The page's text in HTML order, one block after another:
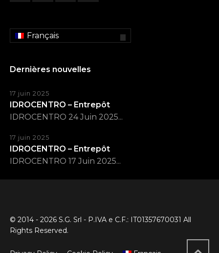
Français
Dernières nouvelles
17 juin 2025
IDROCENTRO – Entrepôt
IDROCENTRO 24 Juin 2025...
17 juin 2025
IDROCENTRO – Entrepôt
IDROCENTRO 17 Juin 2025...
© 2014 - 2026 S.G. Srl - P.IVA e C.F.: IT01357670031 All
Rights Reserved.